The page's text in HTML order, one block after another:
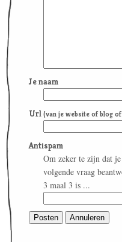
Je naam
Url (van je website of blog of
Antispam
Om zeker te zijn dat
volgende vraag
3 maal 3 is ...